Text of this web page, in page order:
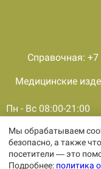
Пн - Вс 08:00-21:00
Справочная: +7
Медицинские
© 2001 - 2026, все
Мединвест»,
Политика
Мы обрабатываем
безопасно, а также
посетители — это
Подробнее: политика